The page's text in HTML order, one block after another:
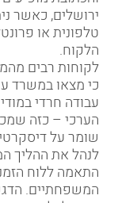
ירושלים, כאשר
טלפונית או
הלקוח.
לקוחות רבים
כי מצאו במשרד
עבודה חרדי
הערכי – כזה
שומר על
לנהל את ההליך
התאמה ללוח
המשפחתיים.